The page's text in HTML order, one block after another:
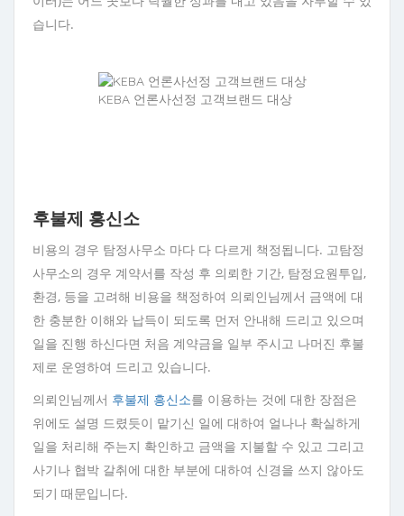
습니다.
KEBA 언론사선정 고객브랜드 대상
후불제 흥신소
비용의 경우 탐정사무소 마다 다 다르게 책정됩니다. 고탐정
사무소의 경우 계약서를 작성 후 의뢰한 기간, 탐정요원투입,
환경, 등을 고려해 비용을 책정하여 의뢰인님께서 금액에 대
한 충분한 이해와 납득이 되도록 먼저 안내해 드리고 있으며
일을 진행 하신다면 처음 계약금을 일부 주시고 나머진 후불
제로 운영하여 드리고 있습니다.
의뢰인님께서 후불제 흥신소를 이용하는 것에 대한 장점은
위에도 설명 드렸듯이 맡기신 일에 대하여 얼나나 확실하게
일을 처리해 주는지 확인하고 금액을 지불할 수 있고 그리고
사기나 협박 갈취에 대한 부분에 대하여 신경을 쓰지 않아도
되기 때문입니다.